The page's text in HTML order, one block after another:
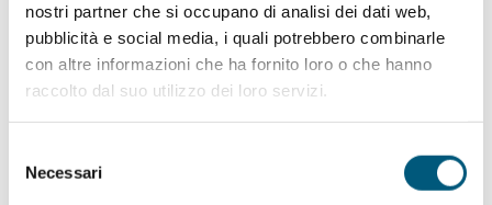
nostri partner che si occupano di analisi dei dati web,
pubblicità e social media, i quali potrebbero combinarle
con altre informazioni che ha fornito loro o che hanno
raccolto dal suo utilizzo dei loro servizi.
delNecessari
Contatti:
Simone
Italia